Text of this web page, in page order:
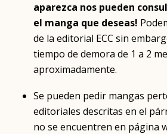
aparezca nos pueden
el manga que deseas!
de la editorial ECC sin
tiempo de demora de 1 a 2
aproximadamente.
Se pueden pedir mangas
editoriales descritas en el
no se encuentren en página